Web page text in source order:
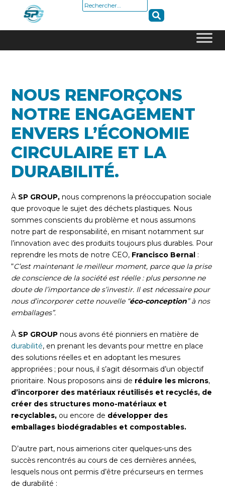
Rechercher :
NOUS RENFORÇONS
NOTRE ENGAGEMENT
ENVERS L’ÉCONOMIE
CIRCULAIRE ET LA
DURABILITÉ.
À SP GROUP, nous comprenons la préoccupation sociale
que provoque le sujet des déchets plastiques. Nous
sommes conscients du problème et nous assumons
notre part de responsabilité, en misant notamment sur
l’innovation avec des produits toujours plus durables. Pour
reprendre les mots de notre CEO, Francisco Bernal :
“C’est maintenant le meilleur moment, parce que la prise
de conscience de la société est réelle : plus personne ne
doute de l’importance de s’investir. Il est nécessaire pour
nous d’incorporer cette nouvelle “éco-conception” à nos
emballages”.
À SP GROUP nous avons été pionniers en matière de
durabilité, en prenant les devants pour mettre en place
des solutions réelles et en adoptant les mesures
appropriées ; pour nous, il s’agit désormais d’un objectif
prioritaire. Nous proposons ainsi de réduire les microns,
d’incorporer des matériaux réutilisés et recyclés, de
créer des structures mono-matériaux et
recyclables, ou encore de développer des
emballages biodégradables et compostables.
D’autre part, nous aimerions citer quelques-uns des
succès rencontrés au cours de ces dernières années,
lesquels nous ont permis d’être précurseurs en termes
de durabilité :